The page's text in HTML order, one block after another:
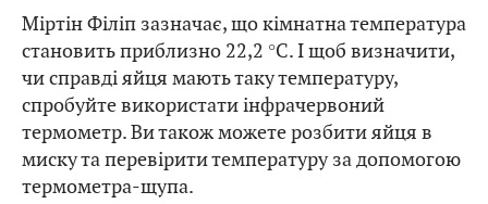
Міртін Філіп зазначає, що кімнатна температура
становить приблизно 22,2 °C. І щоб визначити,
чи справді яйця мають таку температуру,
спробуйте використати інфрачервоний
термометр. Ви також можете розбити яйця в
миску та перевірити температуру за допомогою
термометра-щупа.